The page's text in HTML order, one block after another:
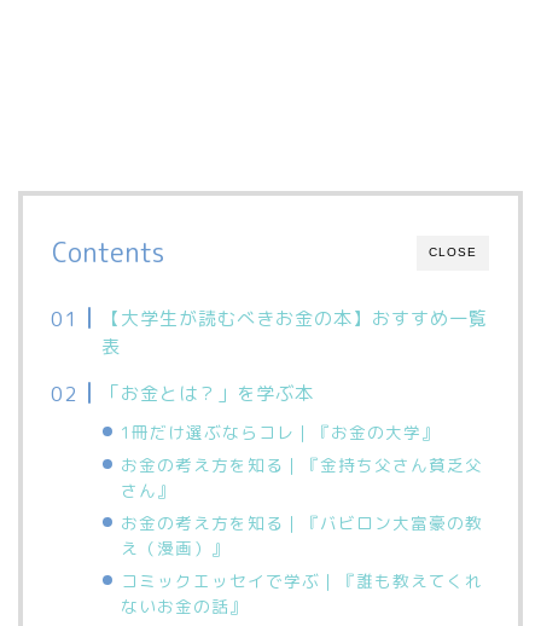
CLOSE
Contents
【大学生が読むべきお金の本】おすすめ一覧
表
「お金とは？」を学ぶ本
1冊だけ選ぶならコレ｜『お金の大学』
お金の考え方を知る｜『金持ち父さん貧乏父
さん』
お金の考え方を知る｜『バビロン大富豪の教
え（漫画）』
コミックエッセイで学ぶ｜『誰も教えてくれ
ないお金の話』